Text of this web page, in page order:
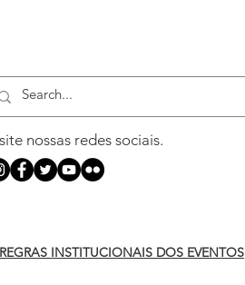
nossas redes sociais.
REGRAS INSTITUCIONAIS DOS EVENTOS